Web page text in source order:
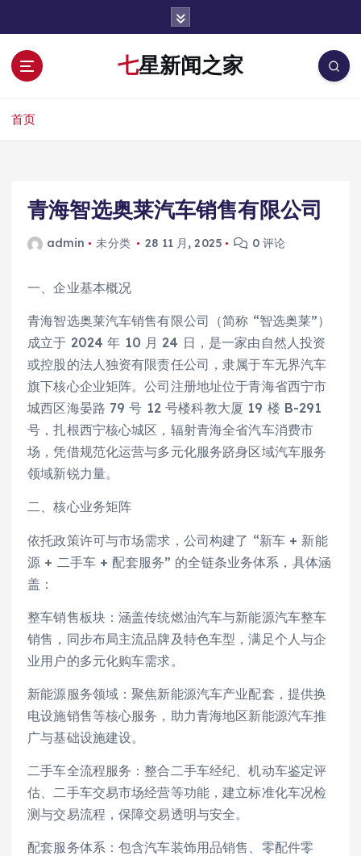
七星新闻之家
首页
青海智选奥莱汽车销售有限公司
admin 未分类 28 11 月, 2025 0 评论
一、企业基本概况
青海智选奥莱汽车销售有限公司（简称 “智选奥莱”）
成立于 2024 年 10 月 24 日，是一家由自然人投资
或控股的法人独资有限责任公司，隶属于车无界汽车
旗下核心企业矩阵。公司注册地址位于青海省西宁市
城西区海晏路 79 号 12 号楼科教大厦 19 楼 B-291
号，扎根西宁核心城区，辐射青海全省汽车消费市
场，凭借规范化运营与多元化服务跻身区域汽车服务
领域新锐力量。
二、核心业务矩阵
依托政策许可与市场需求，公司构建了 “新车 + 新能
源 + 二手车 + 配套服务” 的全链条业务体系，具体涵
盖：
整车销售板块：涵盖传统燃油汽车与新能源汽车整车
销售，同步布局主流品牌及特色车型，满足个人与企
业用户的多元化购车需求。
新能源服务领域：聚焦新能源汽车产业配套，提供换
电设施销售等核心服务，助力青海地区新能源汽车推
广与基础设施建设。
二手车全流程服务：整合二手车经纪、机动车鉴定评
估、二手车交易市场经营等功能，建立标准化车况检
测与交易流程，保障交易透明与安全。
配套服务体系：包含汽车装饰用品销售、零配件零